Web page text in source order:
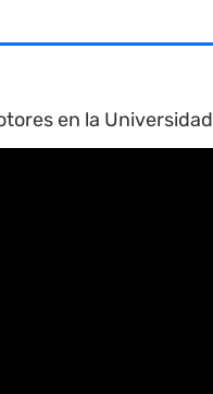
en la Universidad